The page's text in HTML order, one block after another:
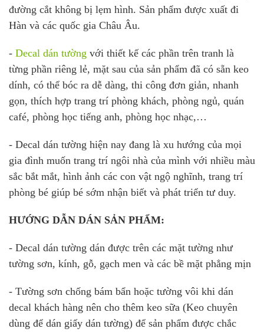
đường cắt không bị lẹm hình. Sản phẩm được xuất đi
Hàn và các quốc gia Châu Âu.
- Decal dán tường với thiết kế các phần trên tranh là
từng phần riêng lẻ, mặt sau của sản phẩm đã có sẵn keo
dính, có thể bóc ra dễ dàng, thi công đơn giản, nhanh
gọn, thích hợp trang trí phòng khách, phòng ngủ, quán
café, phòng học tiếng anh, phòng học nhạc,…
- Decal dán tường hiện nay đang là xu hướng của mọi
gia đình muốn trang trí ngôi nhà của mình với nhiều màu
sắc bắt mắt, hình ảnh các con vật ngộ nghĩnh, trang trí
phòng bé giúp bé sớm nhận biết và phát triển tư duy.
HƯỚNG DẪN DÁN SẢN PHẨM:
- Decal dán tường dán được trên các mặt tường như
tường sơn, kính, gỗ, gạch men và các bề mặt phẳng mịn
- Tường sơn chống bám bẩn hoặc tường vôi khi dán
decal khách hàng nên cho thêm keo sữa (Keo chuyên
dùng để dán giấy dán tường) để sản phẩm được chắc